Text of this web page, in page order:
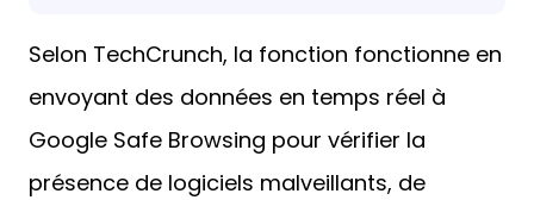
Selon TechCrunch, la fonction fonctionne en
envoyant des données en temps réel à
Google Safe Browsing pour vérifier la
présence de logiciels malveillants, de